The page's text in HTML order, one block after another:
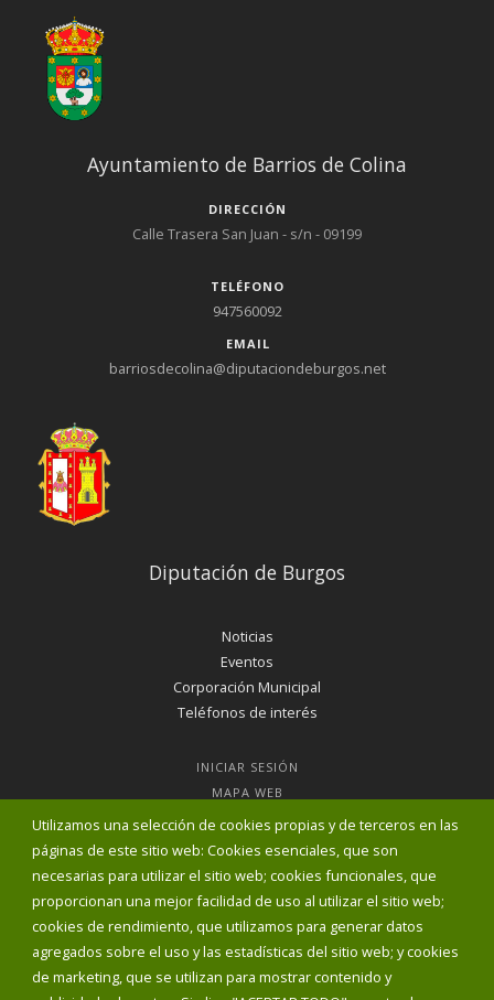
Utilizamos una selección de cookies propias y de terceros en las
páginas de este sitio web: Cookies esenciales, que son
necesarias para utilizar el sitio web; cookies funcionales, que
proporcionan una mejor facilidad de uso al utilizar el sitio web;
cookies de rendimiento, que utilizamos para generar datos
agregados sobre el uso y las estadísticas del sitio web; y cookies
de marketing, que se utilizan para mostrar contenido y
Ayuntamiento de Barrios de Colina
DIRECCIÓN
Calle Trasera San Juan - s/n - 09199
TELÉFONO
947560092
EMAIL
barriosdecolina@diputaciondeburgos.net
Diputación de Burgos
Noticias
Eventos
Corporación Municipal
Teléfonos de interés
INICIAR SESIÓN
MAPA WEB